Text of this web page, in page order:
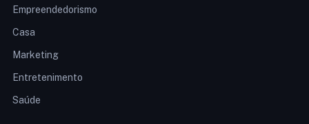
Empreendedorismo
Casa
Marketing
Entretenimento
Saúde